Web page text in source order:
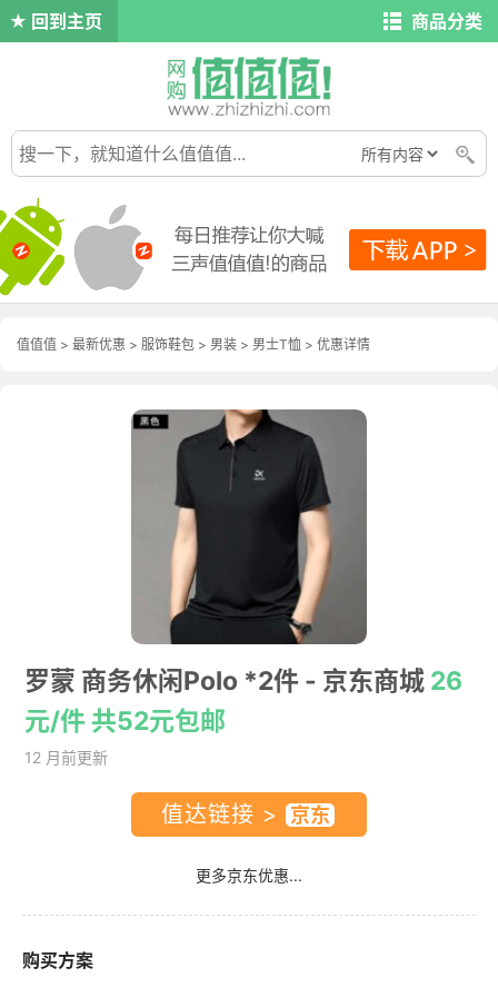
回到主页 商品分类
值值值 > 最新优惠 > 服饰鞋包 > 男装 > 男士T恤 > 优惠详情
罗蒙 商务休闲Polo *2件 - 京东商城 26
元/件 共52元包邮
12 月前更新
值达链接 >
更多京东优惠...
购买方案